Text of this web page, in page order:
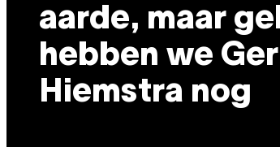
aarde, maar
hebben we
Hiemstra nog